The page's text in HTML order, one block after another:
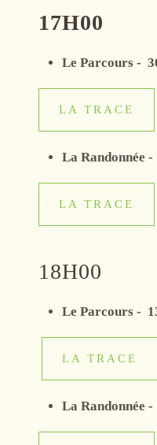
17H00
Le Parcours -
LA TRACE
La Randonnée -
LA TRACE
18H00
Le Parcours -
LA TRACE
La Randonnée -